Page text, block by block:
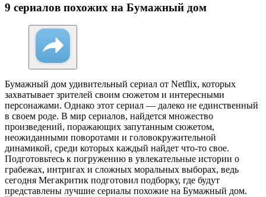
9 сериалов похожих на Бумажный дом
Бумажный дом удивительный сериал от Netflix, которых
захватывает зрителей своим сюжетом и интересными
персонажами. Однако этот сериал — далеко не единственный
в своем роде. В мир сериалов, найдется множество
произведений, поражающих запутанным сюжетом,
неожиданными поворотами и головокружительной
динамикой, среди которых каждый найдет что-то свое.
Подготовьтесь к погружению в увлекательные истории о
грабежах, интригах и сложных моральных выборах, ведь
сегодня Мегакритик подготовил подборку, где будут
представлены лучшие сериалы похожие на Бумажный дом.